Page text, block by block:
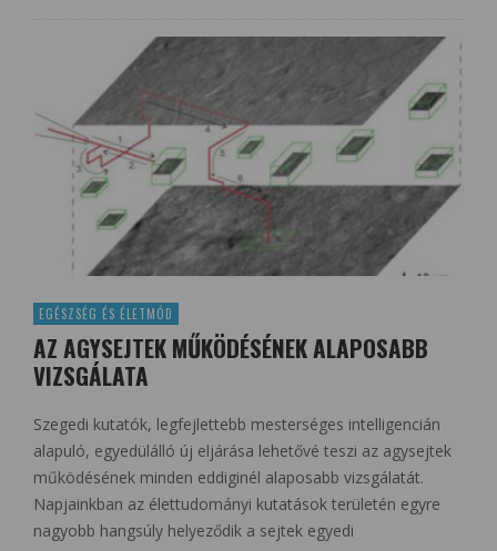
EGÉSZSÉG ÉS ÉLETMÓD
AZ AGYSEJTEK MŰKÖDÉSÉNEK ALAPOSABB
VIZSGÁLATA
Szegedi kutatók, legfejlettebb mesterséges intelligencián
alapuló, egyedülálló új eljárása lehetővé teszi az agysejtek
működésének minden eddiginél alaposabb vizsgálatát.
Napjainkban az élettudományi kutatások területén egyre
nagyobb hangsúly helyeződik a sejtek egyedi